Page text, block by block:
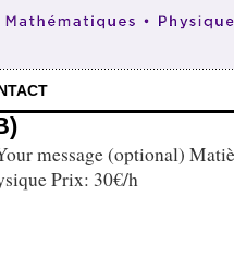
message (optional)
Prix: 30€/h